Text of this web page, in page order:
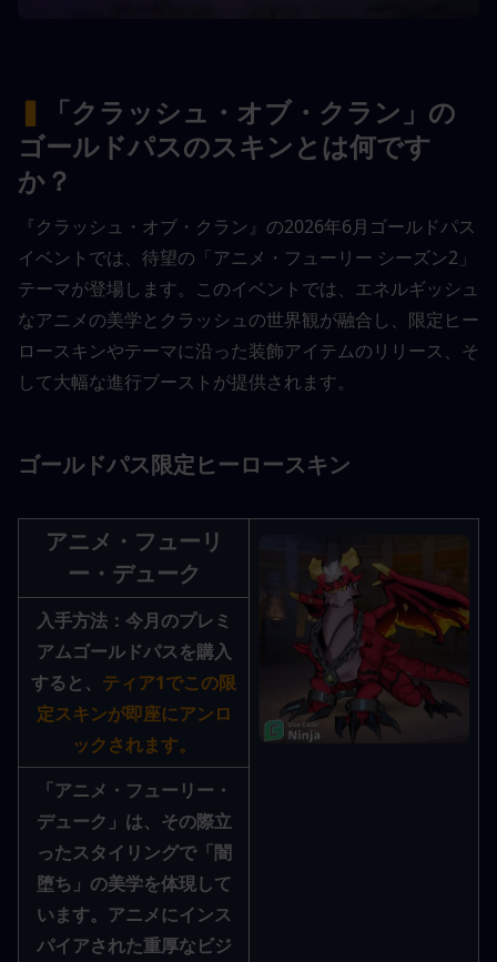
▍
「クラッシュ・オブ・クラン」の
ゴールドパスのスキンとは何です
か？
『クラッシュ・オブ・クラン』の2026年6月ゴールドパス
イベントでは、待望の「アニメ・フューリー シーズン2」
テーマが登場します。このイベントでは、エネルギッシュ
なアニメの美学とクラッシュの世界観が融合し、限定ヒー
ロースキンやテーマに沿った装飾アイテムのリリース、そ
して大幅な進行ブーストが提供されます。
ゴールドパス限定ヒーロースキン
アニメ・フューリ
ー・デューク
入手方法： 今月のプレミ
アムゴールドパスを購入
すると、 ティア1でこの限
定スキンが即座にアンロ
ックされます。
「アニメ・フューリー・
デューク」は、その際立
ったスタイリングで「闇
堕ち」の美学を体現して
います。アニメにインス
パイアされた重厚なビジ